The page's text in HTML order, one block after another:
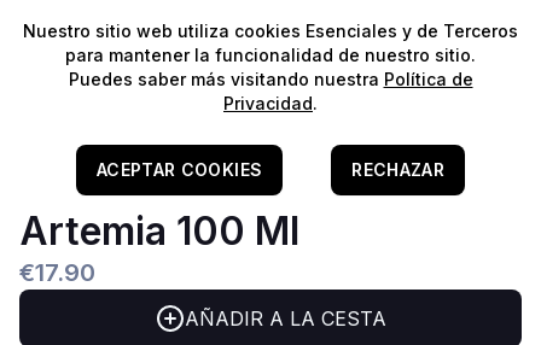
⭐️¡Envíos gratis para pedidos superiores a 60€!*⭐️
Alimentação E Tratamento/ Alimento Liquido
StreamBiz Pure Nature
Artemia 100 Ml
€17.90
AÑADIR A LA CESTA
Nuestro sitio web utiliza cookies Esenciales y de Terceros
para mantener la funcionalidad de nuestro sitio.
Puedes saber más visitando nuestra Política de
Privacidad.
ACEPTAR COOKIES RECHAZAR